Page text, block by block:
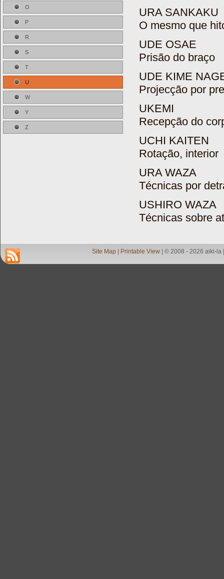
O
P
R
S
T
U
W
Y
Z
URA SANKAKU
O mesmo que
UDE OSAE
Prisão do braço
UDE KIME
Projecção por
UKEMI
Recepção do
UCHI KAITEN
Rotação, interior
URA WAZA
Técnicas por
USHIRO WAZA
Técnicas sobre
Site Map Printable View | © 2008 - 2026 aiki-la